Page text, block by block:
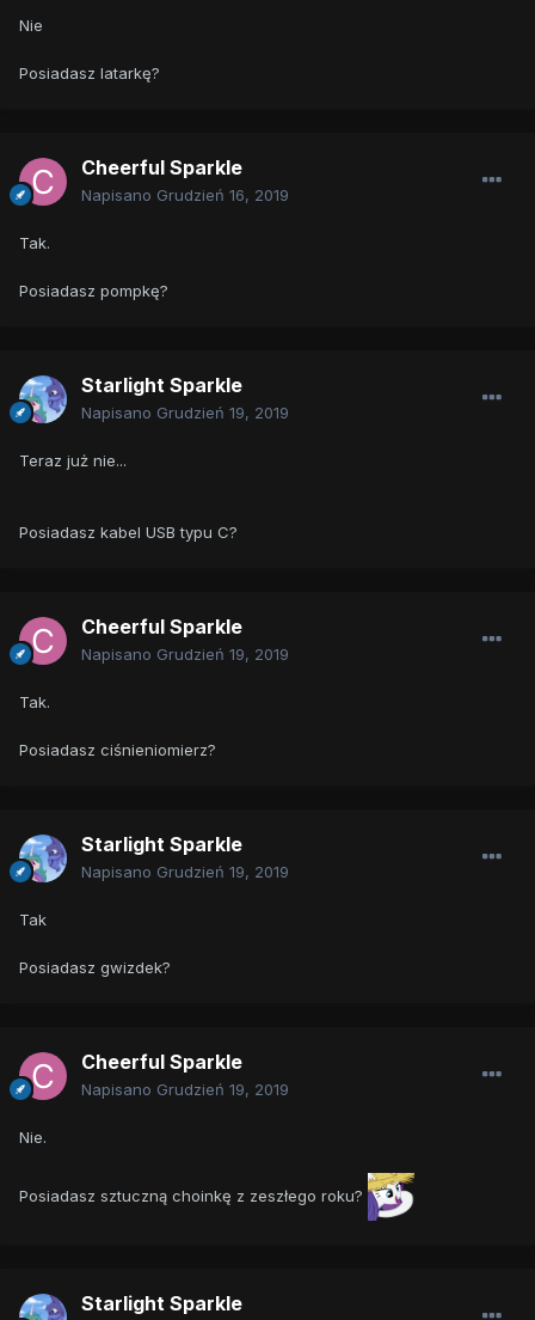
Nie
Posiadasz latarkę?
Cheerful Sparkle
Napisano Grudzień 16, 2019
Tak.
Posiadasz pompkę?
Starlight Sparkle
Napisano Grudzień 19, 2019
Teraz już nie...
Posiadasz kabel USB typu C?
Cheerful Sparkle
Napisano Grudzień 19, 2019
Tak.
Posiadasz ciśnieniomierz?
Starlight Sparkle
Napisano Grudzień 19, 2019
Tak
Posiadasz gwizdek?
Cheerful Sparkle
Napisano Grudzień 19, 2019
Nie.
Posiadasz sztuczną choinkę z zeszłego roku?
Starlight Sparkle